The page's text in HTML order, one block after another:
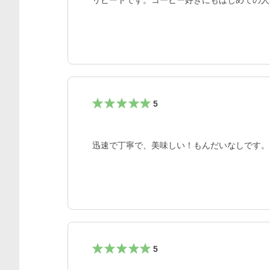
5
迅速で丁寧で、美味しい！もんだいなしです。
5